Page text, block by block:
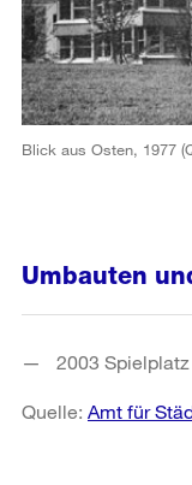
Blick aus Osten, 1977
Umbauten
2003 Spielplatz
Quelle: Amt für